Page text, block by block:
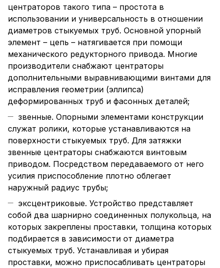
центраторов такого типа – простота в
использовании и универсальность в отношении
диаметров стыкуемых труб. Основной упорный
элемент – цепь – натягивается при помощи
механического редукторного привода. Многие
производители снабжают центраторы
дополнительными выравнивающими винтами для
исправления геометрии (эллипса)
деформированных труб и фасонных деталей;
звенные. Опорными элементами конструкции
служат ролики, которые устанавливаются на
поверхности стыкуемых труб. Для затяжки
звенные центраторы снабжаются винтовым
приводом. Посредством передаваемого от него
усилия приспособление плотно облегает
наружный радиус трубы;
эксцентриковые. Устройство представляет
собой два шарнирно соединенных полукольца, на
которых закреплены проставки, толщина которых
подбирается в зависимости от диаметра
стыкуемых труб. Устанавливая и убирая
проставки, можно приспосабливать центраторы